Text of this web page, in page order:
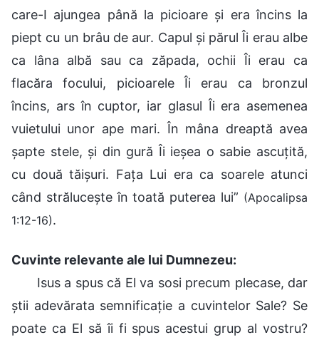
care-I ajungea până la picioare și era încins la
piept cu un brâu de aur. Capul și părul Îi erau albe
ca lâna albă sau ca zăpada, ochii Îi erau ca
flacăra focului, picioarele Îi erau ca bronzul
încins, ars în cuptor, iar glasul Îi era asemenea
vuietului unor ape mari. În mâna dreaptă avea
șapte stele, și din gură Îi ieșea o sabie ascuțită,
cu două tăișuri. Fața Lui era ca soarele atunci
când strălucește în toată puterea lui” (Apocalipsa
1:12-16).
Cuvinte relevante ale lui Dumnezeu:
Isus a spus că El va sosi precum plecase, dar
știi adevărata semnificație a cuvintelor Sale? Se
poate ca El să îi fi spus acestui grup al vostru?